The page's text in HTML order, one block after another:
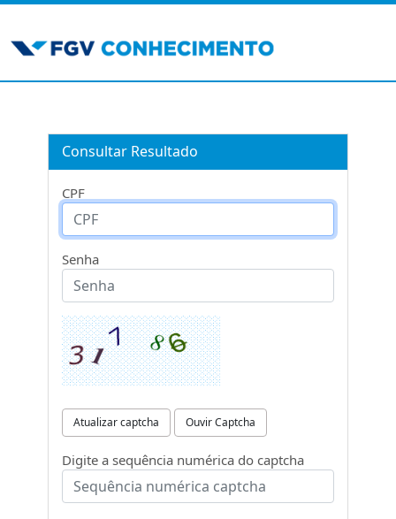
Consultar Resultado
CPF
Senha
Atualizar captcha Ouvir Captcha
Digite a sequência numérica do captcha